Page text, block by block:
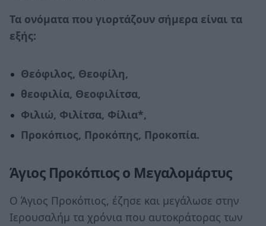
Τα ονόματα που γιορτάζουν σήμερα είναι τα
εξής:
Θεόφιλος, Θεοφίλη,
θεοφιλία, Θεοφιλίτσα,
Φιλιώ, Φιλίτσα, Φίλια*,
Προκόπιος, Προκόπης, Προκοπία.
Άγιος Προκόπιος ο Μεγαλομάρτυς
Ο Άγιος Προκόπιος, έζησε και μεγάλωσε στην
Ιερουσαλήμ τα χρόνια που αυτοκράτορας των